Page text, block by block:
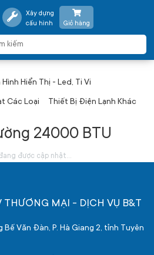
Xây dựng
cấu hình
Giỏ hàng
Hình Hiển Thị - Led, Ti Vi
Các Loại Thiết Bị Điện Lạnh Khác
24000 BTU
được cập nhật...
MẠI - DỊCH VỤ B&T
Bế Văn Đàn, P. Hà Giang 2, tỉnh Tuyên